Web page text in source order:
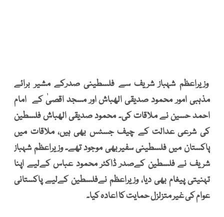
وزیراعظم شہباز شریف سے فلسطینی صدرکے مشیر برائے
مذہبی امور محمود صدیقی الھباش اور مسجد اقصیٰ کے امام
احمد حسین نے ملاقات کی۔ محمود صدیقی الھباش فلسطین
کی شرعی عدالت کے چیف جسٹس بھی ہیں، ملاقات میں
پاکستان میں فلسطینی سفیربھی موجود تھے۔ وزیراعظم شہباز
شریف نے فلسطین کےصدر ڈاکٹر محمود عباس کےلیے اپنا
تہنیتی پیغام بھی دیا، وزیراعظم نےفلسطین کےلیے پاکستانی
عوام کی غیر متزلزل حمایت کا اعادہ کیا۔